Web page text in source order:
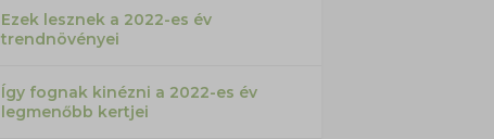
Ezek lesznek a 2022-es év
trendnövényei
Így fognak kinézni a 2022-es év
legmenőbb kertjei